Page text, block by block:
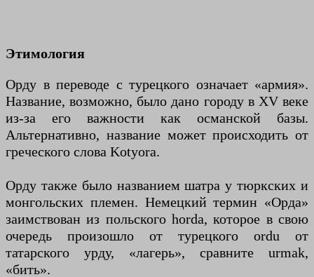
Этимология
Орду в переводе с турецкого означает «армия».
Название, возможно, было дано городу в XV веке
из-за его важности как османской базы.
Альтернативно, название может происходить от
греческого слова Kotyora.
Орду также было названием шатра у тюркских и
монгольских племен. Немецкий термин «Орда»
заимствован из польского horda, которое в свою
очередь произошло от турецкого ordu от
татарского урду, «лагерь», сравните urmak,
«бить».